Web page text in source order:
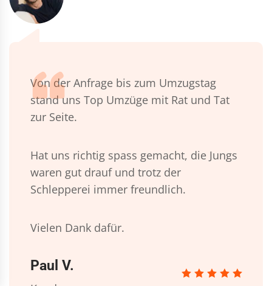
Von der Anfrage bis zum Umzugstag
stand uns Top Umzüge mit Rat und Tat
zur Seite.
Hat uns richtig spass gemacht, die Jungs
waren gut drauf und trotz der
Schlepperei immer freundlich.
Vielen Dank dafür.
Paul V.